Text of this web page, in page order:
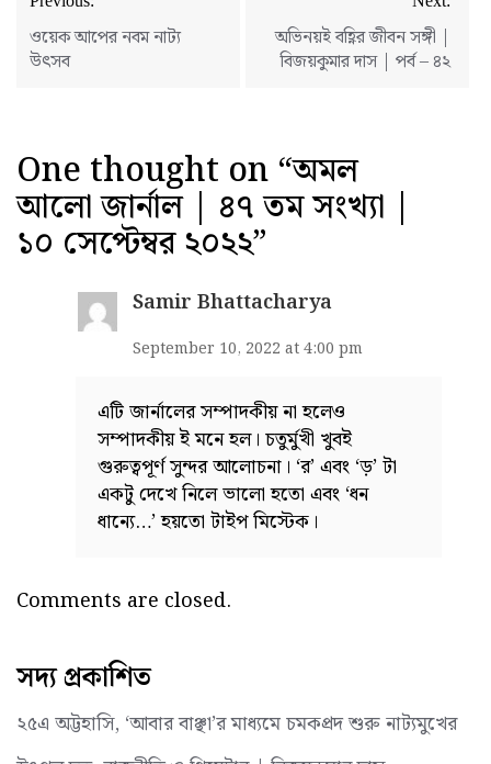
navigation
ওয়েক আপের নবম নাট্য
উৎসব
অভিনয়ই বহ্ণির জীবন সঙ্গী |
বিজয়কুমার দাস | পর্ব – ৪২
One thought on “অমল
আলো জার্নাল | ৪৭ তম সংখ্যা |
১০ সেপ্টেম্বর ২০২২”
Samir Bhattacharya
September 10, 2022 at 4:00 pm
এটি জার্নালের সম্পাদকীয় না হলেও
সম্পাদকীয় ই মনে হল। চতুর্মুখী খুবই
গুরুত্বপূর্ণ সুন্দর আলোচনা। ‘র’ এবং ‘ড়’ টা
একটু দেখে নিলে ভালো হতো এবং ‘ধন
ধান্যে…’ হয়তো টাইপ মিস্টেক।
Comments are closed.
সদ্য প্রকাশিত
২৫এ অট্টহাসি, ‘আবার বাঞ্ছা’র মাধ্যমে চমকপ্রদ শুরু নাট্যমুখের